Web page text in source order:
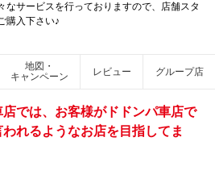
なサービスを行っておりますので、店舗スタ
購入下さい♪
地図・
キャンペーン
レビュー グループ店
では、お客様がドドンパ車店で
れるようなお店を目指してま